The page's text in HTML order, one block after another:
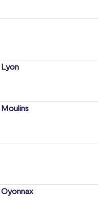
Lyon
Moulins
Oyonnax